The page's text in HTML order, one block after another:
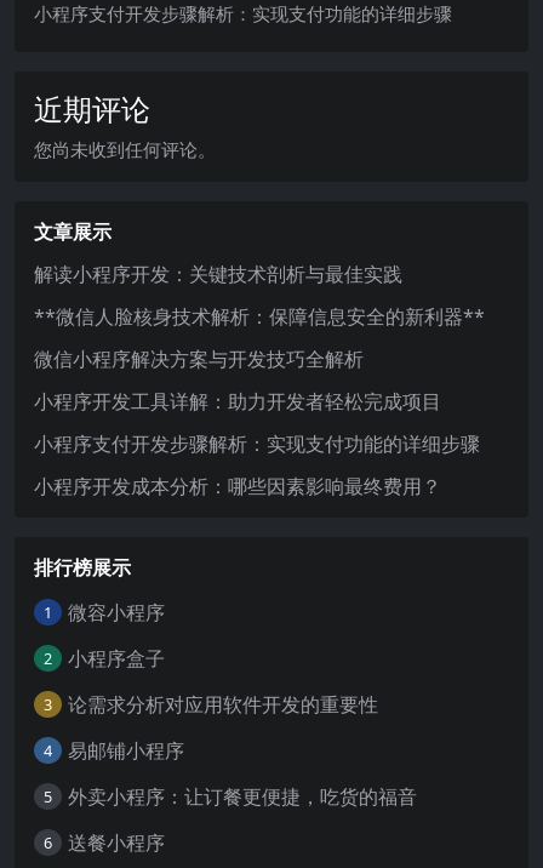
小程序支付开发步骤解析：实现支付功能的详细步骤
近期评论
您尚未收到任何评论。
文章展示
解读小程序开发：关键技术剖析与最佳实践
**微信人脸核身技术解析：保障信息安全的新利器**
微信小程序解决方案与开发技巧全解析
小程序开发工具详解：助力开发者轻松完成项目
小程序支付开发步骤解析：实现支付功能的详细步骤
小程序开发成本分析：哪些因素影响最终费用？
排行榜展示
1 微容小程序
2 小程序盒子
3 论需求分析对应用软件开发的重要性
4 易邮铺小程序
5 外卖小程序：让订餐更便捷，吃货的福音
6 送餐小程序